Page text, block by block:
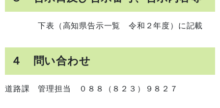
下表（高知県告示一覧 令和２年度）に記載
４ 問い合わせ
道路課 管理担当 ０８８（８２３）９８２７